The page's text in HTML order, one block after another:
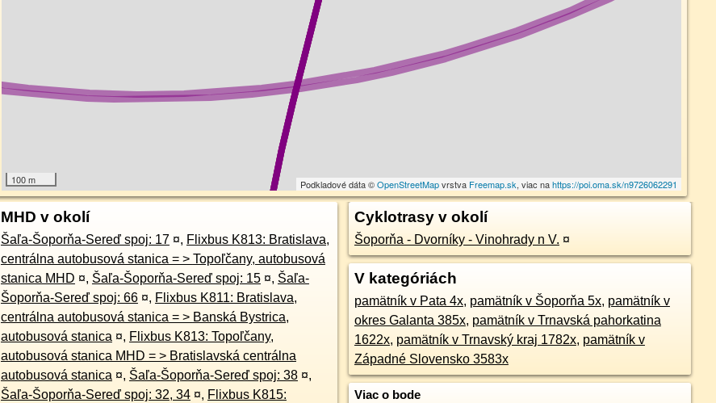
100 m Podkladové dáta ©OpenStreetMapvrstva Freemap.sk, viac nahttps://poi.oma.sk/n9726062291
MHD v okolí
Šaľa-Šoporňa-Sereď spoj: 17 ¤, Flixbus K813: Bratislava,
centrálna autobusová stanica = > Topoľčany, autobusová
stanica MHD ¤, Šaľa-Šoporňa-Sereď spoj: 15 ¤, Šaľa-
Šoporňa-Sereď spoj: 66 ¤, Flixbus K811: Bratislava,
centrálna autobusová stanica = > Banská Bystrica,
autobusová stanica ¤, Flixbus K813: Topoľčany,
autobusová stanica MHD = > Bratislavská centrálna
autobusová stanica ¤, Šaľa-Šoporňa-Sereď spoj: 38 ¤,
Šaľa-Šoporňa-Sereď spoj: 32, 34 ¤, Flixbus K815:
Cyklotrasy v okolí
Šoporňa - Dvorníky - Vinohrady n V. ¤
V kategóriách
pamätník v Pata 4x, pamätník v Šoporňa 5x, pamätník v
okres Galanta 385x, pamätník v Trnavská pahorkatina
1622x, pamätník v Trnavský kraj 1782x, pamätník v
Západné Slovensko 3583x
Viac o bode